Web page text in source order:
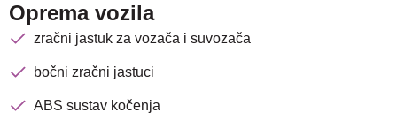
Oprema vozila
zračni jastuk za vozača i suvozača
bočni zračni jastuci
ABS sustav kočenja